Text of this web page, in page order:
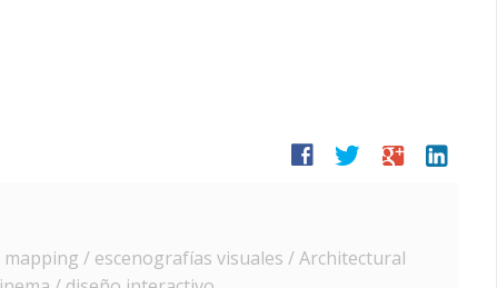
facebook twitter google linkedin
/ escenografías visuales / Architectural